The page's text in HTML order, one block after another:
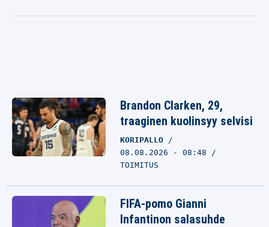
Brandon Clarken, 29,
traaginen kuolinsyy selvisi
KORIPALLO
08.08.2026 - 08:48
TOIMITUS
FIFA-pomo Gianni
Infantinon salasuhde